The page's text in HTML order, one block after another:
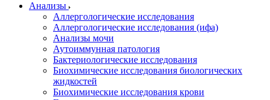
Анализы
Аллергологические исследования
Аллергологические исследования (ифа)
Анализы мочи
Аутоиммунная патология
Бактериологические исследования
Биохимические исследования биологических
жидкостей
Биохимические исследования крови